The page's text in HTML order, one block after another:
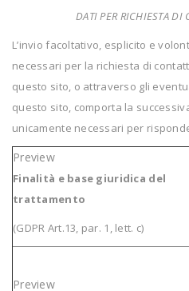
DATI PER RICHIESTA DI
L’invio facoltativo, esplicito e
necessari per la richiesta di
questo sito, o attraverso gli
questo sito, comporta la
unicamente necessari per
Finalità e base giuridica del
trattamento
(GDPR Art.13, par. 1, lett. c)